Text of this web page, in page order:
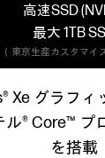
高速SSD
最大 1TB
（東京生産カスタマイ
Xe グラフ
ル® Core™
を搭載